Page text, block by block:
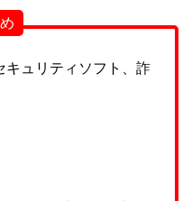
キュリティソフト、詐